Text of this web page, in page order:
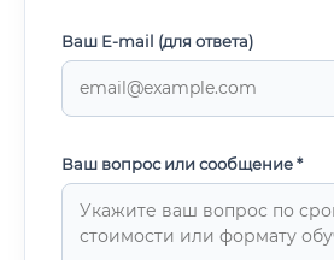
Ваш E-mail (для ответа)
Ваш вопрос или сообщение *